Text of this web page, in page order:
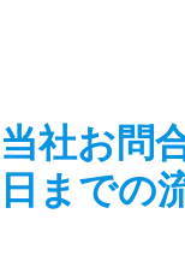
当社お問
日までの